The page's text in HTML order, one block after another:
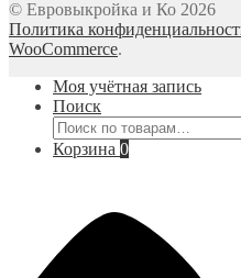
© Евровыкройка и Ко 2026
Политика
WooCommerce.
Моя учётная запись
Поиск
Искать:
Корзина 0